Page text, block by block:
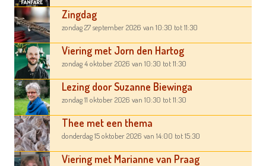
Zingdag
zondag 27 september 2026 van 10:30 tot 11:30
Viering met Jorn den Hartog
zondag 4 oktober 2026 van 10:30 tot 11:30
Lezing door Suzanne Biewinga
zondag 11 oktober 2026 van 10:30 tot 11:30
Thee met een thema
donderdag 15 oktober 2026 van 14:00 tot 15:30
Viering met Marianne van Praag